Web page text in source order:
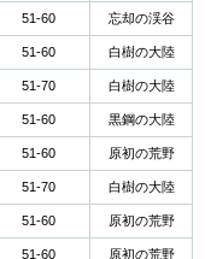
51-60 忘却の渓谷
51-60 白樹の大陸
51-70 白樹の大陸
51-60 黒鋼の大陸
51-60 原初の荒野
51-70 白樹の大陸
51-60 原初の荒野
51-60 原初の荒野